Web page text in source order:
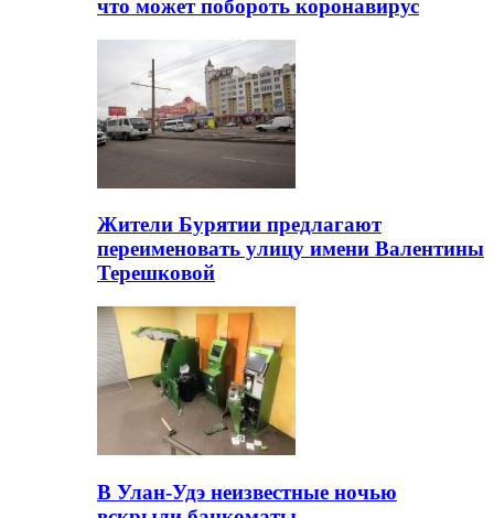
что может побороть коронавирус
Жители Бурятии предлагают
переименовать улицу имени Валентины
Терешковой
В Улан-Удэ неизвестные ночью